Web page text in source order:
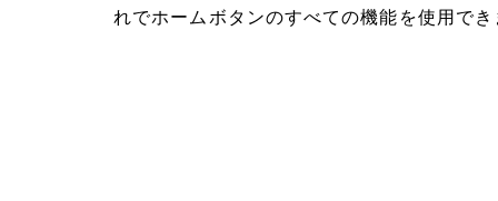
れでホームボタンのすべての機能を使用でき